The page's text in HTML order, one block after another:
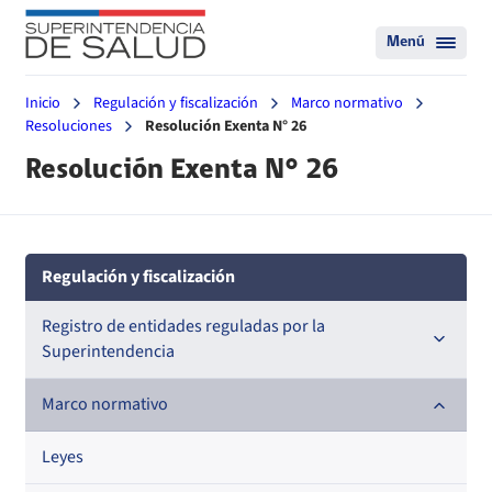
Menú
Inicio Regulación y fiscalización
Marco normativo
Resoluciones
Resolución Exenta N° 26
Resolución Exenta N° 26
Regulación y fiscalización
Registro de entidades reguladas por la
Superintendencia
Registro de Prestadores Acreditados
Nacional
Registro de Entidades Acreditadoras
Marco normativo
Leyes